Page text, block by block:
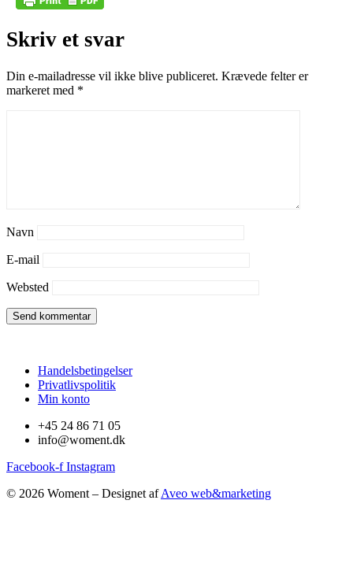
Skriv et svar
Din e-mailadresse vil ikke blive publiceret. Krævede felter er
markeret med *
Navn
E-mail
Websted
Handelsbetingelser
Privatlivspolitik
Min konto
+45 24 86 71 05
info@woment.dk
Facebook-f Instagram
© 2026 Woment – Designet afAveo web&marketing